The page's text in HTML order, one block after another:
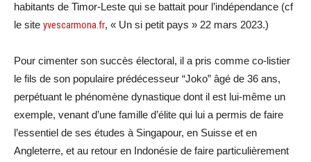
habitants de Timor-Leste qui se battait pour l’indépendance (cf
le site yvescarmona.fr, « Un si petit pays » 22 mars 2023.)
Pour cimenter son succès électoral, il a pris comme co-listier
le fils de son populaire prédécesseur “Joko” âgé de 36 ans,
perpétuant le phénomène dynastique dont il est lui-même un
exemple, venant d’une famille d’élite qui lui a permis de faire
l’essentiel de ses études à Singapour, en Suisse et en
Angleterre, et au retour en Indonésie de faire particulièrement